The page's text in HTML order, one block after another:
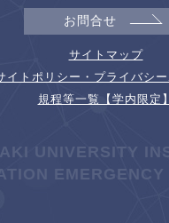
お問合せ
サイトマップ
イトポリシー・プライバシ
規程等一覧【学内限定】
UNIVERSITY